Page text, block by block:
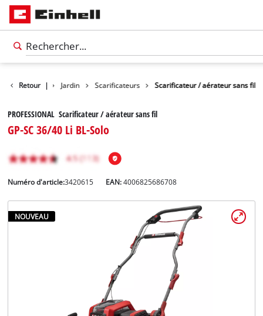
Retour |
Produits Jardin Scarificateurs Scarificateur / aérateur sans fil
PROFESSIONAL Scarificateur / aérateur sans fil
GP-SC 36/40 Li BL-Solo
Numéro d'article:3420615 EAN:4006825686708
NOUVEAU